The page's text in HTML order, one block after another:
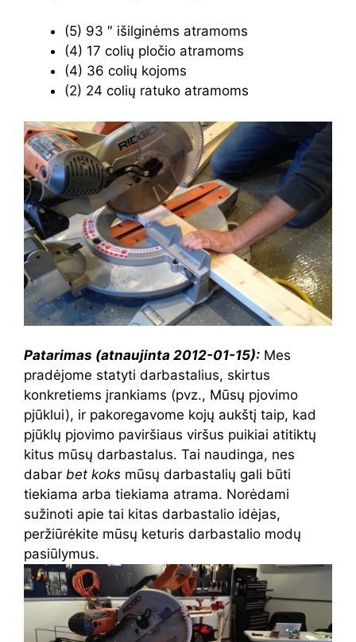
(5) 93 ″ išilginėms atramoms
(4) 17 colių pločio atramoms
(4) 36 colių kojoms
(2) 24 colių ratuko atramoms
Patarimas (atnaujinta 2012-01-15): Mes
pradėjome statyti darbastalius, skirtus
konkretiems įrankiams (pvz., Mūsų pjovimo
pjūklui), ir pakoregavome kojų aukštį taip, kad
pjūklų pjovimo paviršiaus viršus puikiai atitiktų
kitus mūsų darbastalus. Tai naudinga, nes
dabar bet koks mūsų darbastalių gali būti
tiekiama arba tiekiama atrama. Norėdami
sužinoti apie tai kitas darbastalio idėjas,
peržiūrėkite mūsų keturis darbastalio modų
pasiūlymus.